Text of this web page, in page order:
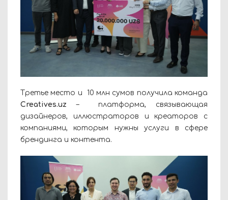
Третье место и 10 млн сумов получила команда
Creatives.uz – платформа, связывающая
дизайнеров, иллюстраторов и креаторов с
компаниями, которым нужны услуги в сфере
брендинга и контента.